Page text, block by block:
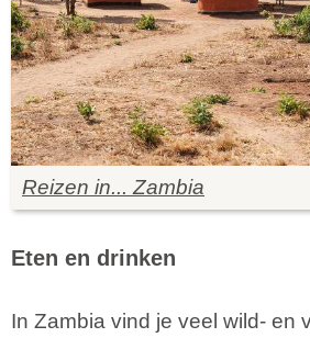
Reizen in... Zambia
Eten en drinken
In Zambia vind je veel wild- en